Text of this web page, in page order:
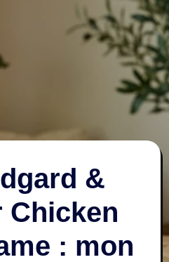
&
Chicken
: mon